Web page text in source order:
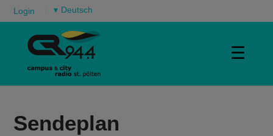
Login ▾
☰
Sendeplan